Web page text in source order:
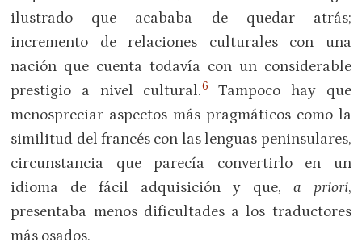
ilustrado que acababa de quedar atrás;
incremento de relaciones culturales con una
nación que cuenta todavía con un considerable
prestigio a nivel cultural.6
Tampoco hay que
menospreciar aspectos más pragmáticos como la
similitud del francés con las lenguas peninsulares,
circunstancia que parecía convertirlo en un
idioma de fácil adquisición y que, a priori,
presentaba menos dificultades a los traductores
más osados.